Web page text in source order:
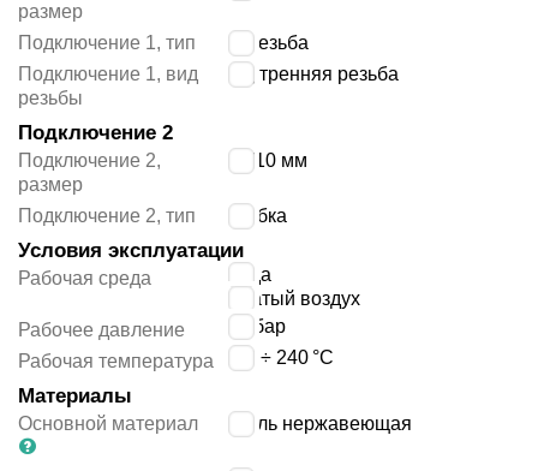
размер
Подключение 1, тип
G резьба
Подключение 1, вид
резьбы
внутренняя резьба
Подключение 2
Подключение 2,
размер
12/10 мм
Подключение 2, тип трубка
Условия эксплуатации
Рабочая среда
вода
сжатый воздух
Рабочее давление
бар
Рабочая температура
-60 ÷ 240 °C
Материалы
Основной материал сталь нержавеющая